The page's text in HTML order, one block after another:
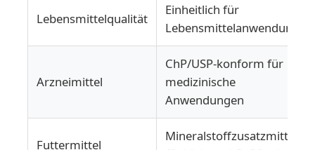
Lebensmittelqualität
Einheitlich für
Lebensmittelanwendungen
Arzneimittel
ChP/USP-konform für
medizinische
Anwendungen
Futtermittel
Mineralstoffzusatzmittel